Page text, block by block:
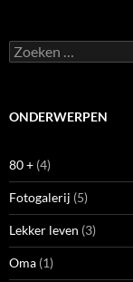
Zoeken
naar:
ONDERWERPEN
80 + (4)
Fotogalerij (5)
Lekker leven (3)
Oma (1)